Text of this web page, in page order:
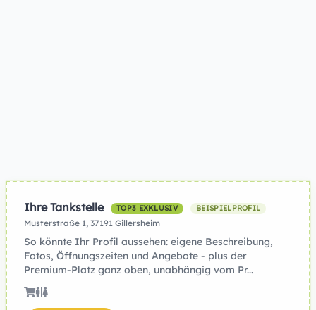
Ihre Tankstelle TOP3 EXKLUSIV BEISPIELPROFIL
Musterstraße 1, 37191 Gillersheim
So könnte Ihr Profil aussehen: eigene Beschreibung,
Fotos, Öffnungszeiten und Angebote - plus der
Premium-Platz ganz oben, unabhängig vom Pr...